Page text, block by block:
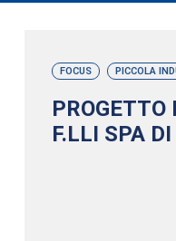
FOCUS PICCOLA
PROGETTO
F.LLI SPA